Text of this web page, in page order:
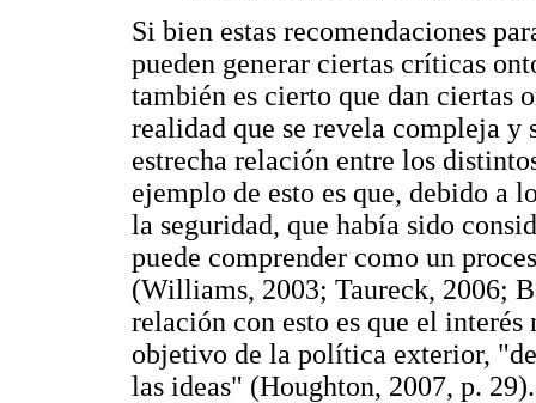
Si bien estas recomendaciones
pueden generar ciertas críticas
también es cierto que dan ciertas
realidad que se revela compleja y
estrecha relación entre los
ejemplo de esto es que, debido a
la seguridad, que había sido
puede comprender como un
(Williams, 2003; Taureck, 2006;
relación con esto es que el
objetivo de la política exterior,
las ideas" (Houghton, 2007, p. 29).